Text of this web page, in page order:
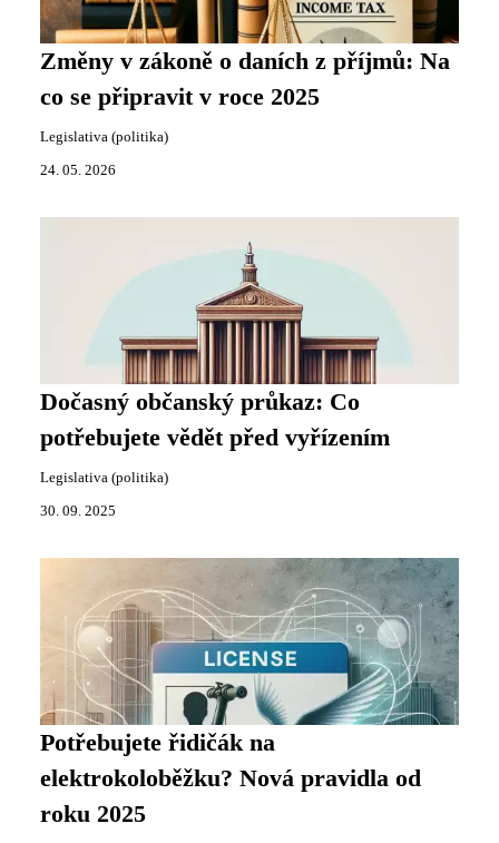
Změny v zákoně o daních z příjmů: Na
co se připravit v roce 2025
Legislativa (politika)
24. 05. 2026
Dočasný občanský průkaz: Co
potřebujete vědět před vyřízením
Legislativa (politika)
30. 09. 2025
Potřebujete řidičák na
elektrokoloběžku? Nová pravidla od
roku 2025